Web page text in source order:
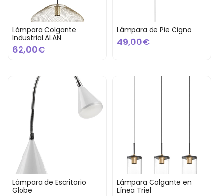
Lámpara Colgante
Industrial ALAN
62,00€
Lámpara de Pie Cigno
49,00€
Lámpara de Escritorio
Globe
Lámpara Colgante en
Línea Triel